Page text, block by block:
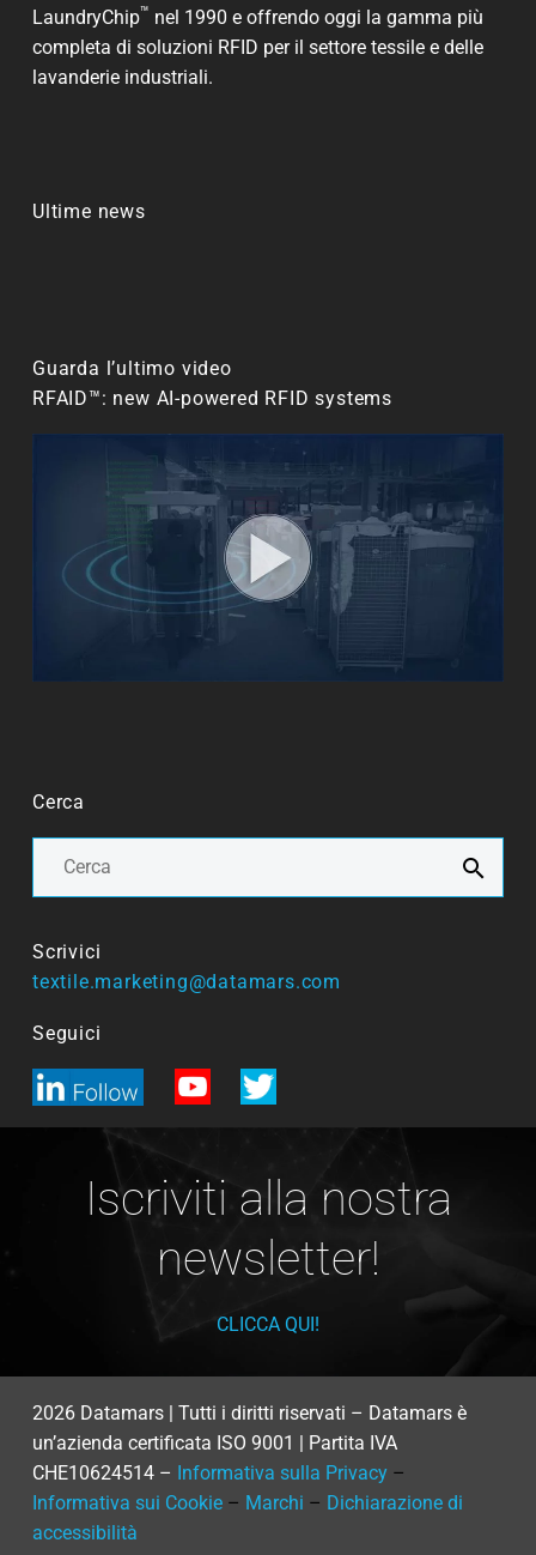
LaundryChip™ nel 1990 e offrendo oggi la gamma più
completa di soluzioni RFID per il settore tessile e delle
lavanderie industriali.
Ultime news
Guarda l’ultimo video
RFAID™: new AI-powered RFID systems
Cerca
Scrivici
textile.marketing@datamars.com
Seguici
Iscriviti alla nostra
newsletter!
CLICCA QUI!
2026 Datamars | Tutti i diritti riservati – Datamars è
un’azienda certificata ISO 9001 | Partita IVA
CHE10624514 – Informativa sulla Privacy –
Informativa sui Cookie – Marchi – Dichiarazione di
accessibilità